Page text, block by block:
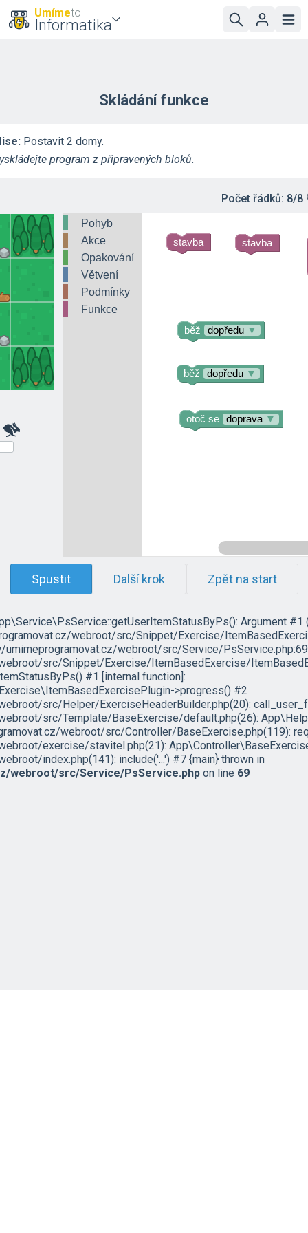
Umímeto
Informatika
Skládání funkce
Postavit 2 domy.
program z připravených bloků.
Počet řádků: 8/8
Pohyb
Akce
Opakování
Větvení
Podmínky
Funkce
stavba
otoč se doprava ▼
stavba
běž dopředu ▼
běž dopředu ▼
Spustit Další krok Zpět na start
Argument
webroot/src/Snippet/Exercise/
webroot/src/Service/
src/Snippet/Exercise/ItemBasedExercise/
#1 [internal function]:
>progress() #2
src/Helper/ExerciseHeaderBuilder.php(20):
src/Template/BaseExercise/default.php(26):
webroot/src/Controller/BaseExercise.php(119):
exercise/stavitel.php(21):
index.php(141): include('...') #7 {main} thrown in
webroot/src/Service/PsService.php on line 69